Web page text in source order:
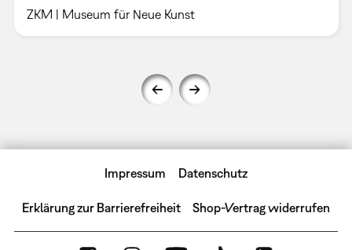
ZKM | Museum für Neue Kunst
Impressum Datenschutz
Erklärung zur Barrierefreiheit Shop-Vertrag widerrufen